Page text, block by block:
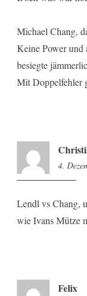
Michael Chang,
Keine Power und
besiegte
Mit Doppelfehler
4.
Lendl vs Chang,
wie Ivans Mütze
Felix